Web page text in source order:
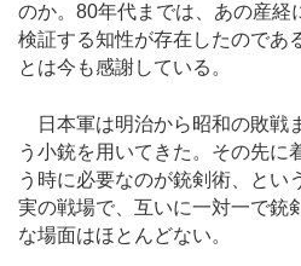
のか。80年代までは、あの産経
検証する知性が存在したのであ
とは今も感謝している。
日本軍は明治から昭和の敗戦
う小銃を用いてきた。その先に
う時に必要なのが銃剣術、とい
実の戦場で、互いに一対一で銃
な場面はほとんどない。